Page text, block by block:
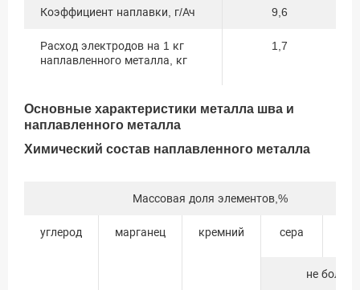
Коэффициент наплавки, г/Ач 9,6
Расход электродов на 1 кг
наплавленного металла, кг
1,7
Основные характеристики металла шва и
наплавленного металла
Химический состав наплавленного металла
Массовая доля элементов,%
углерод марганец кремний сера
не более